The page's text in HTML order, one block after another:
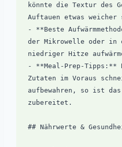
könnte die Textur des
Auftauen etwas weicher
- **Beste
der Mikrowelle oder in
niedriger Hitze
- **Meal-Prep-Tipps:**
Zutaten im Voraus
aufbewahren, so ist
zubereitet.
## Nährwerte &